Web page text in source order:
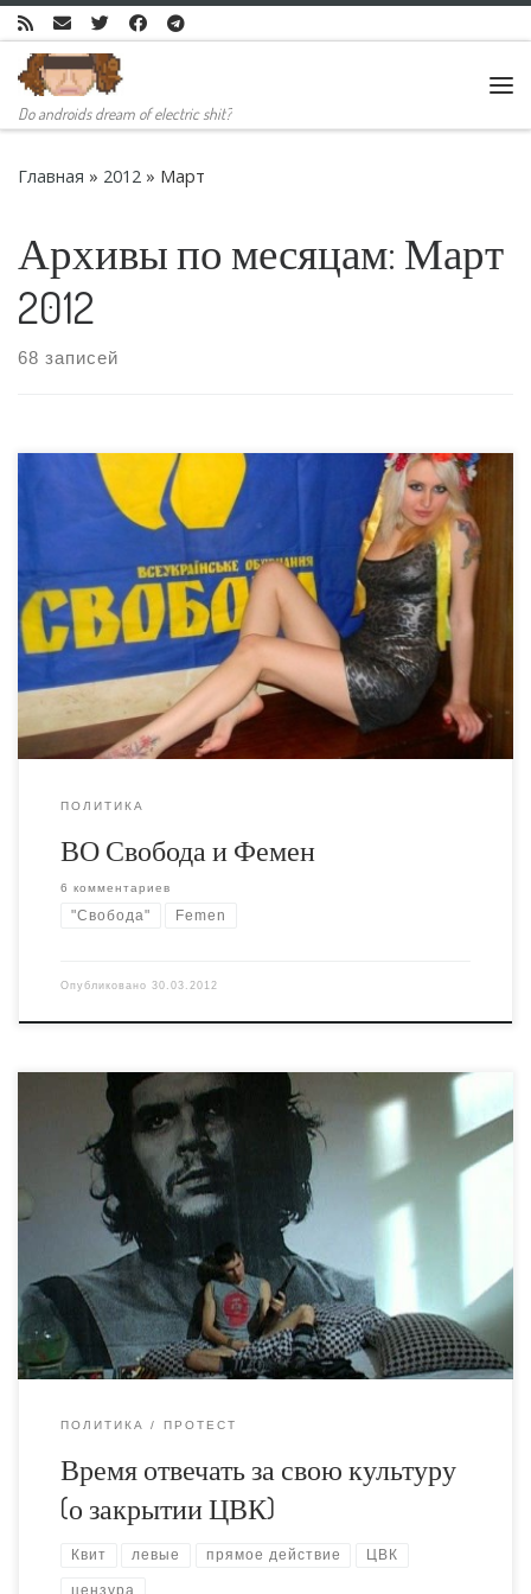
Skip to content
Do androids dream of electric shit?
Главная » 2012 » Март
Архивы по месяцам: Март
2012
68 записей
Старый текст про воровство как фирменный стиль
партии Свобода опять актуален. Теперь они превзошли
себя, полностью скопировав эстетику Фемен. При том,
что ВОС как раз критикует Фемен с консервативных
позиций, не столько за месседжи, сколько за имидж.
Отличить недавнюю акцию Свободы в Сумах от ранней
акции Фемен (до того как […]
ПОЛИТИКА
ВО Свобода и Фемен
6 комментариев
"Свобода" Femen
Опубликовано 30.03.2012
Закрытие ЦВК – это важная веха в истории киевских
левых. С одной стороны – это серьёзное поражение, с
другой стороны – это повод для обновления, анализа
ошибок и своеобразного рестарта. Так что это
поражение полезно. Оно позволит избавиться от ряда
иллюзий. Слишком многие забыли, как должен
выглядеть настоящий левый радикал. […]
ПОЛИТИКА ПРОТЕСТ
Время отвечать за свою культуру
(о закрытии ЦВК)
Квит левые прямое действие ЦВК
цензура